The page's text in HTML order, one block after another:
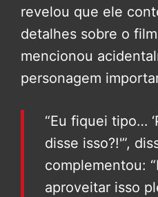
revelou que ele
detalhes sobre o
mencionou
personagem
“Eu fiquei tipo…
disse isso?!'”,
complementou:
aproveitar isso